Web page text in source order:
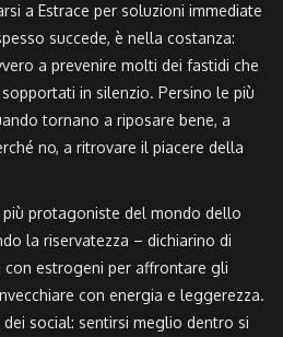
a Estrace per soluzioni immediate
succede, è nella costanza:
a prevenire molti dei fastidi che
in silenzio. Persino le più
tornano a riposare bene, a
no, a ritrovare il piacere della
protagoniste del mondo dello
la riservatezza – dichiarino di
estrogeni per affrontare gli
con energia e leggerezza.
social: sentirsi meglio dentro si